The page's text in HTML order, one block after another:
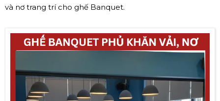
và nơ trang trí cho ghế Banquet.